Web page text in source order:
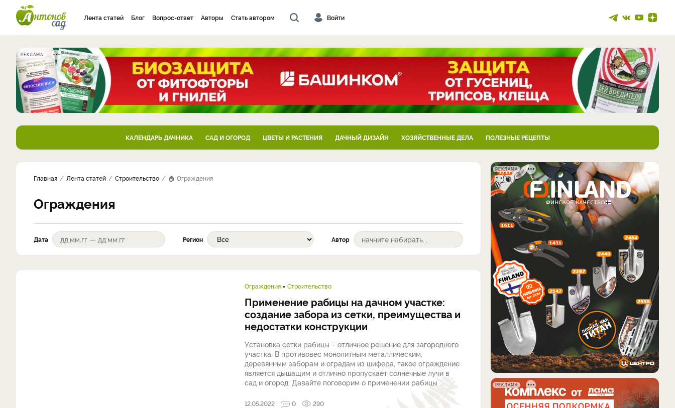
Лента статей Блог Вопрос-ответ Авторы Стать автором Войти
РЕКЛАМА
КАЛЕНДАРЬ ДАЧНИКА САД И ОГОРОД ЦВЕТЫ И РАСТЕНИЯ ДАЧНЫЙ ДИЗАЙН ХОЗЯЙСТВЕННЫЕ ДЕЛА ПОЛЕЗНЫЕ РЕЦЕПТЫ
Главная Лента статей Строительство 🏠 Ограждения
Ограждения
Дата Регион Автор
Ограждения Строительство
Применение рабицы на дачном участке:
создание забора из сетки, преимущества и
недостатки конструкции
Установка сетки рабицы – отличное решение для загородного
участка. В противовес монолитным металлическим,
деревянным заборам и оградам из шифера, такое ограждение
является дышащим и отлично пропускает солнечные лучи в
сад и огород. Давайте поговорим о применении рабицы ...
12.05.2022 0 290
РЕКЛАМА
РЕКЛАМА